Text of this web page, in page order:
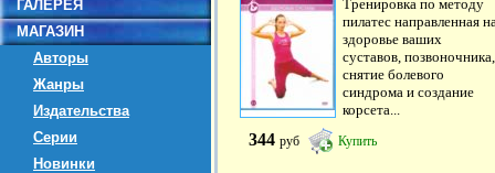
ГАЛЕРЕЯ
МАГАЗИН
Авторы
Жанры
Издательства
Серии
Новинки
Тренировка по методу
пилатес направленная
здоровье ваших
суставов, позвоночника,
снятие болевого
синдрома и создание
корсета...
344 руб Купить